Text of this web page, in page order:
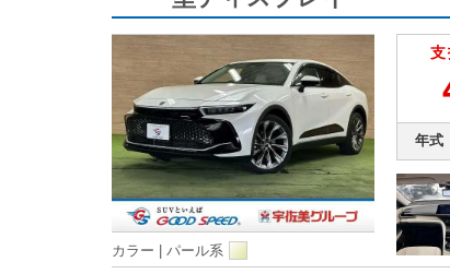
カラー | パール系
年式